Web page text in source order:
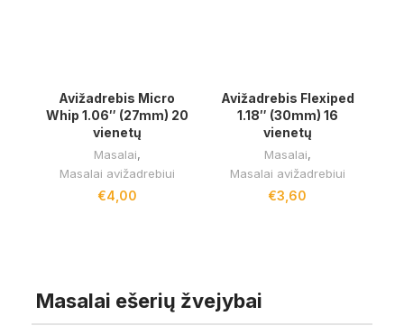
Avižadrebis Micro
Whip 1.06″ (27mm) 20
vienetų
Masalai,
Masalai avižadrebiui
€4,00
Avižadrebis Flexiped
1.18″ (30mm) 16
vienetų
Masalai,
Masalai avižadrebiui
€3,60
Masalai ešerių žvejybai